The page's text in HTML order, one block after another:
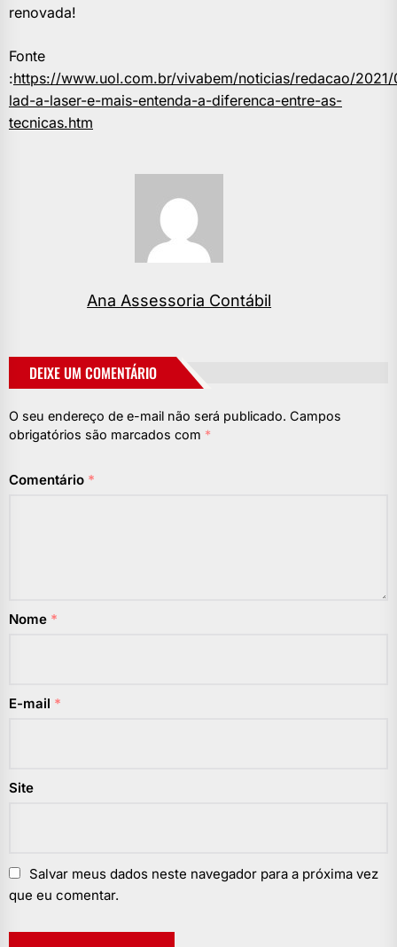
renovada!
Fonte
:https://www.uol.com.br/vivabem/noticias/redacao/
lad-a-laser-e-mais-entenda-a-diferenca-entre-as-
tecnicas.htm
Ana Assessoria Contábil
DEIXE UM COMENTÁRIO
O seu endereço de e-mail não será publicado. Campos
obrigatórios são marcados com *
Comentário *
Nome *
E-mail *
Site
Salvar meus dados neste navegador para a próxima vez
que eu comentar.